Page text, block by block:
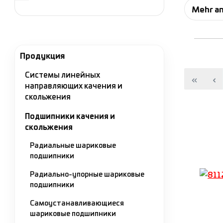
Продукция
Системы линейных
направляющих качения и
скольжения
Подшипники качения и
скольжения
Радиальные шариковые
подшипники
Радиально-упорные шариковые
подшипники
Самоустанавливающиеся
шариковые подшипники
Mehr